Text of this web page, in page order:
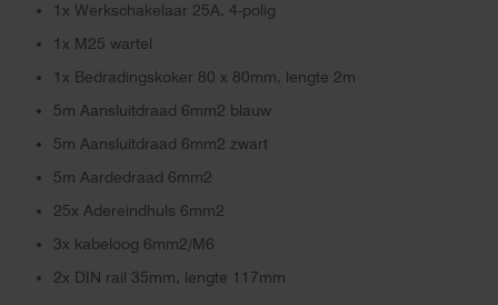
1x Werkschakelaar 25A, 4-polig
1x M25 wartel
1x Bedradingskoker 80 x 80mm, lengte 2m
5m Aansluitdraad 6mm2 blauw
5m Aansluitdraad 6mm2 zwart
5m Aardedraad 6mm2
25x Adereindhuls 6mm2
3x kabeloog 6mm2/M6
2x DIN rail 35mm, lengte 117mm